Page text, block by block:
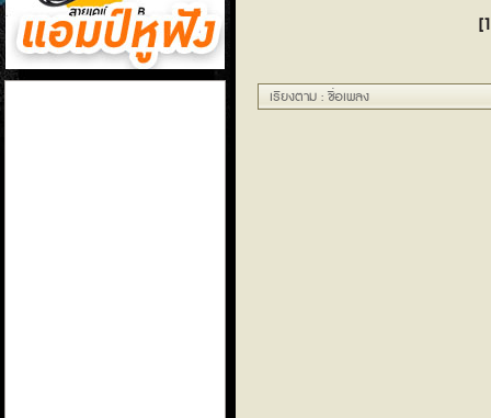
แอมป์หูฟัง เรียงตาม : ชื่อเพลง